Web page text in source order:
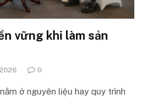
vững khi làm sản
0
ở nguyên liệu hay quy trình